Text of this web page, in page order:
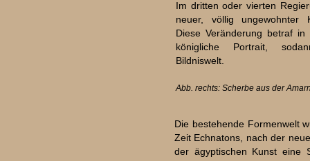
Im dritten oder vierten
neuer, völlig ungewohnter
Diese Veränderung betraf
königliche Portrait,
Bildniswelt.
Abb. rechts: Scherbe aus der
Die bestehende Formenwelt
Zeit Echnatons, nach der
der ägyptischen Kunst eine